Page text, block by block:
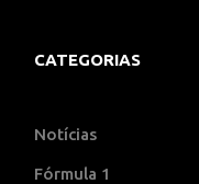
CATEGORIAS
Notícias
Fórmula 1